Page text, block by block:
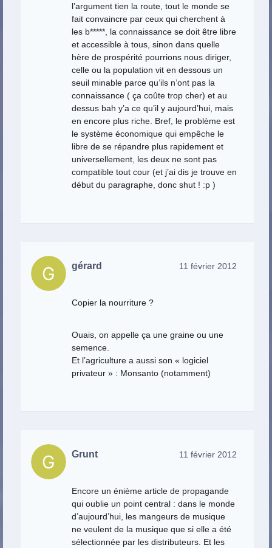
l’argument tien la route, tout le monde se
fait convaincre par ceux qui cherchent à
les b*****, la connaissance se doit être libre
et accessible à tous, sinon dans quelle
hère de prospérité pourrions nous diriger,
celle ou la population vit en dessous un
seuil minable parce qu’ils n’ont pas la
connaissance ( ça coûte trop cher) et au
dessus bah y’a ce qu’il y aujourd’hui, mais
en encore plus riche. Bref, le problème est
le système économique qui empêche le
libre de se répandre plus rapidement et
universellement, les deux ne sont pas
compatible tout cour (et j’ai dis je trouve en
début du paragraphe, donc shut ! :p )
gérard 11 février 2012
Copier la nourriture ?
Ouais, on appelle ça une graine ou une
semence.
Et l’agriculture a aussi son « logiciel
privateur » : Monsanto (notamment)
Grunt 11 février 2012
Encore un énième article de propagande
qui oublie un point central : dans le monde
d’aujourd’hui, les mangeurs de musique
ne veulent de la musique que si elle a été
sélectionnée par les distributeurs. Et les